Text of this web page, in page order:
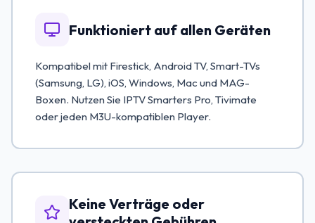
Funktioniert auf allen Geräten
Kompatibel mit Firestick, Android TV, Smart-TVs
(Samsung, LG), iOS, Windows, Mac und MAG-
Boxen. Nutzen Sie IPTV Smarters Pro, Tivimate
oder jeden M3U-kompatiblen Player.
Keine Verträge oder